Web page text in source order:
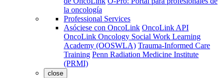
la oncología
Professional Services
Asóciese con OncoLink OncoLink API
OncoLink Oncology Social Work Learning
Academy (OOSWLA) Trauma-Informed Care
Training Penn Radiation Medicine Institute
(PRMI)
close